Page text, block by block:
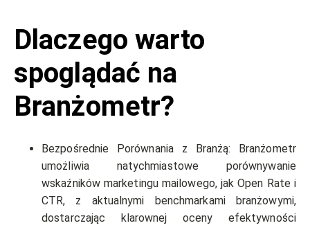
Dlaczego warto
spoglądać na
Branżometr?
Bezpośrednie Porównania z Branżą: Branżometr
umożliwia natychmiastowe porównywanie
wskaźników marketingu mailowego, jak Open Rate i
CTR, z aktualnymi benchmarkami branżowymi,
dostarczając klarownej oceny efektywności